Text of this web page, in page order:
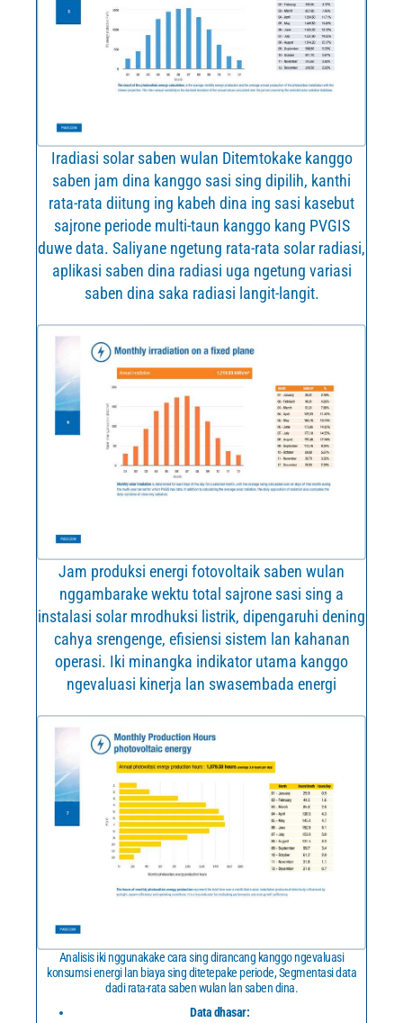
Iradiasi solar saben wulan Ditemtokake kanggo
saben jam dina kanggo sasi sing dipilih, kanthi
rata-rata diitung ing kabeh dina ing sasi kasebut
sajrone periode multi-taun kanggo kang PVGIS
duwe data. Saliyane ngetung rata-rata solar radiasi,
aplikasi saben dina radiasi uga ngetung variasi
saben dina saka radiasi langit-langit.
Jam produksi energi fotovoltaik saben wulan
nggambarake wektu total sajrone sasi sing a
instalasi solar mrodhuksi listrik, dipengaruhi dening
cahya srengenge, efisiensi sistem lan kahanan
operasi. Iki minangka indikator utama kanggo
ngevaluasi kinerja lan swasembada energi
Analisis iki nggunakake cara sing dirancang kanggo ngevaluasi
konsumsi energi lan biaya sing ditetepake periode, Segmentasi data
dadi rata-rata saben wulan lan saben dina.
Data dhasar: